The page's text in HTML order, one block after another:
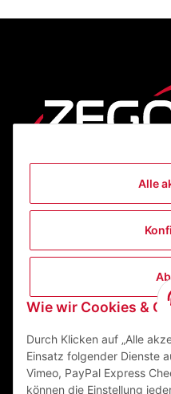
Alle
Wie wir Cookies &
Durch Klicken auf „Alle
Einsatz folgender Dienste
Vimeo, PayPal Express
können die Einstellung
Informationen
ZEGO
63741 Aschaffenburg
Mail:info@zego-tvz.de